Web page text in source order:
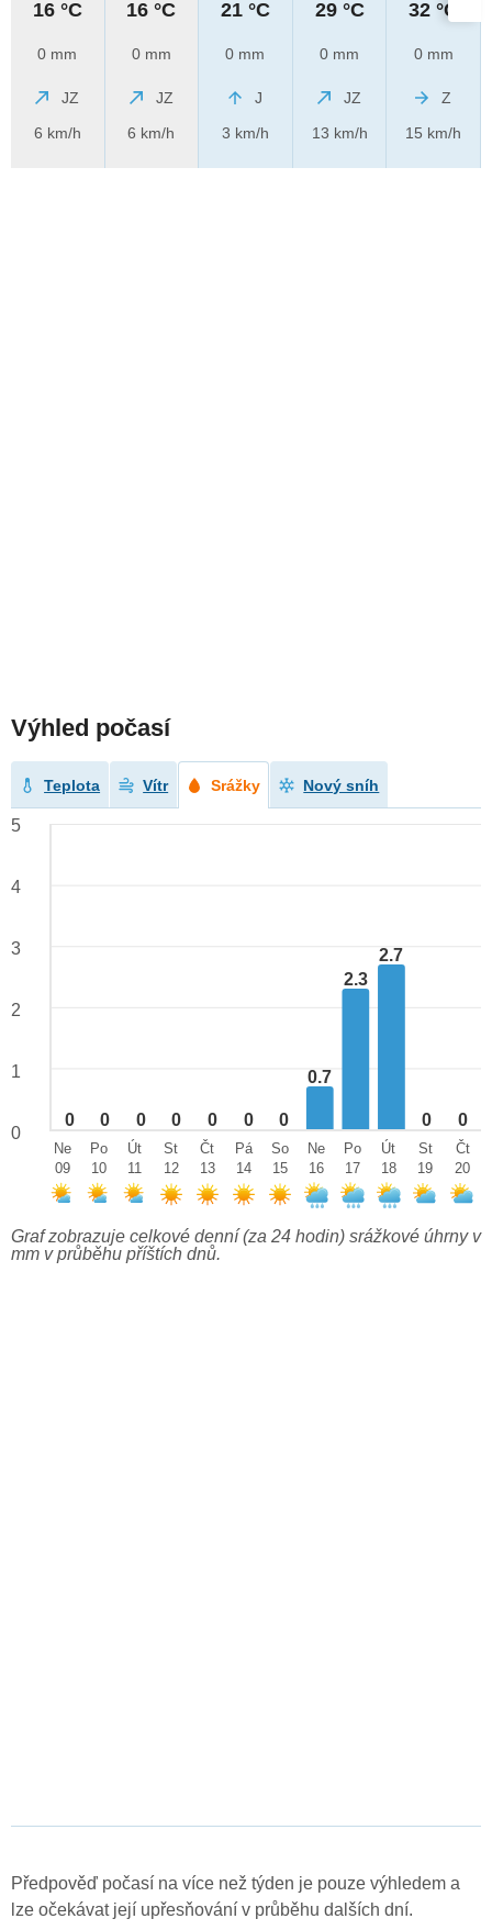
16 °C
0 mm
JZ
6 km/h
16 °C
0 mm
JZ
6 km/h
21 °C
0 mm
J
3 km/h
29 °C
0 mm
JZ
13 km/h
32 °C
0 mm
Z
15 km/h
Výhled počasí
Teplota Vítr Srážky Nový sníh
0 0 0 0 0 0 0
0.7
2.3
2.7
0 0
5
4
3
2
1
0
Ne
09
Po
10
Út
11
St
12
Čt
13
Pá
14
So
15
Ne
16
Po
17
Út
18
St
19
Čt
20
Graf zobrazuje celkové denní (za 24 hodin) srážkové úhrny v
mm v průběhu příštích dnů.
Předpověď počasí na více než týden je pouze výhledem a
lze očekávat její upřesňování v průběhu dalších dní.